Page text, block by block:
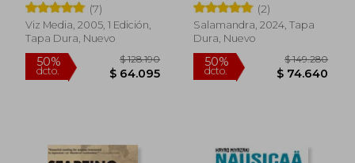
$ 46.456
(7)
Viz Media, 2005, 1 Edición,
Tapa Dura, Nuevo
(2)
Salamandra, 2024, Tapa
Dura, Nuevo